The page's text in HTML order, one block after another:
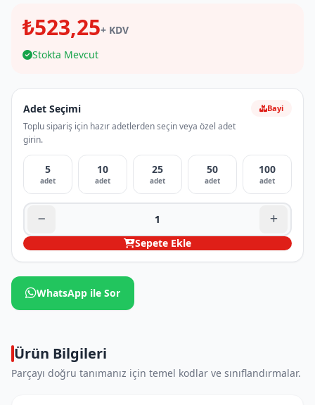
₺523,25+ KDV
Stokta Mevcut
Adet Seçimi
Toplu sipariş için hazır adetlerden seçin veya özel adet
girin.
Bayi
5
adet
10
adet
25
adet
50
adet
100
adet
Sepete Ekle
WhatsApp ile Sor
Ürün Bilgileri
Parçayı doğru tanımanız için temel kodlar ve sınıflandırmalar.